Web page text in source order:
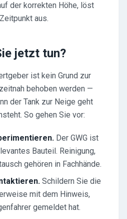
der korrekten Höhe, löst
aus.
jetzt tun?
ist kein Grund zur
behoben werden —
der Tank zur Neige geht
So gehen Sie vor:
Der GWG ist
Bauteil. Reinigung,
gehören in Fachhände.
Schildern Sie die
mit dem Hinweis,
gemeldet hat.